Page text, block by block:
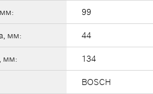
99
мм: 44
мм: 134
BOSCH